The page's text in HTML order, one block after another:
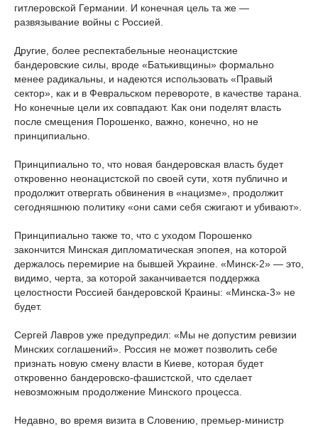
гитлеровской Германии. И конечная цель та же —
развязывание войны с Россией.
Другие, более респектабельные неонацистские
бандеровские силы, вроде «Батькивщины» формально
менее радикальны, и надеются использовать «Правый
сектор», как и в Февральском перевороте, в качестве тарана.
Но конечные цели их совпадают. Как они поделят власть
после смещения Порошенко, важно, конечно, но не
принципиально.
Принципиально то, что новая бандеровская власть будет
откровенно неонацистской по своей сути, хотя публично и
продолжит отвергать обвинения в «нацизме», продолжит
сегодняшнюю политику «они сами себя сжигают и убивают».
Принципиально также то, что с уходом Порошенко
закончится Минская дипломатическая эпопея, на которой
держалось перемирие на бывшей Украине. «Минск-2» — это,
видимо, черта, за которой заканчивается поддержка
целостности Россией бандеровской Краины: «Минска-3» не
будет.
Сергей Лавров уже предупредил: «Мы не допустим ревизии
Минских соглашений». Россия не может позволить себе
признать новую смену власти в Киеве, которая будет
откровенно бандеровско-фашистской, что сделает
невозможным продолжение Минского процесса.
Недавно, во время визита в Словению, премьер-министр